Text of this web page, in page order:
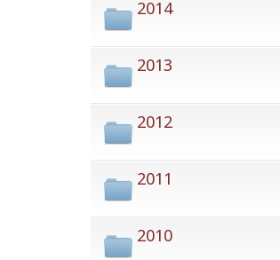
2014
2013
2012
2011
2010